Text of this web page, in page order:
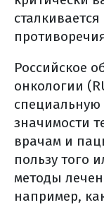
Российское
онкологии
значимости
врачам и
пользу того
методы
например,